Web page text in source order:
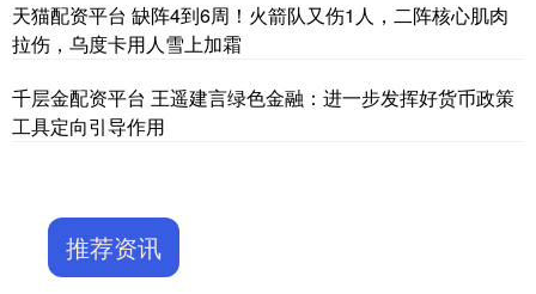
天猫配资平台 缺阵4到6周！火箭队又伤1人，二阵核心肌肉
拉伤，乌度卡用人雪上加霜
千层金配资平台 王遥建言绿色金融：进一步发挥好货币政策
工具定向引导作用
推荐资讯